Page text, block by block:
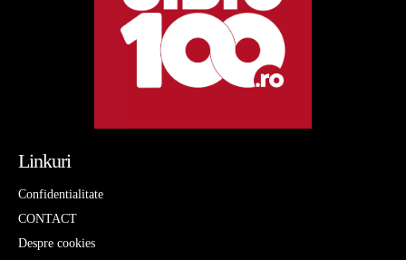
Linkuri
Confidentialitate
CONTACT
Despre cookies